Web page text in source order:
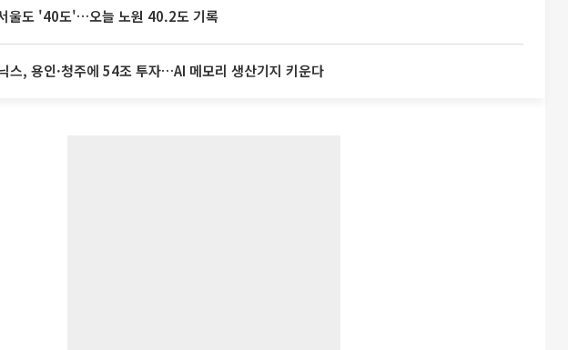
울도 '40도'…오늘 노원 40.2도 기록
스, 용인·청주에 54조 투자…AI 메모리 생산기지 키운다